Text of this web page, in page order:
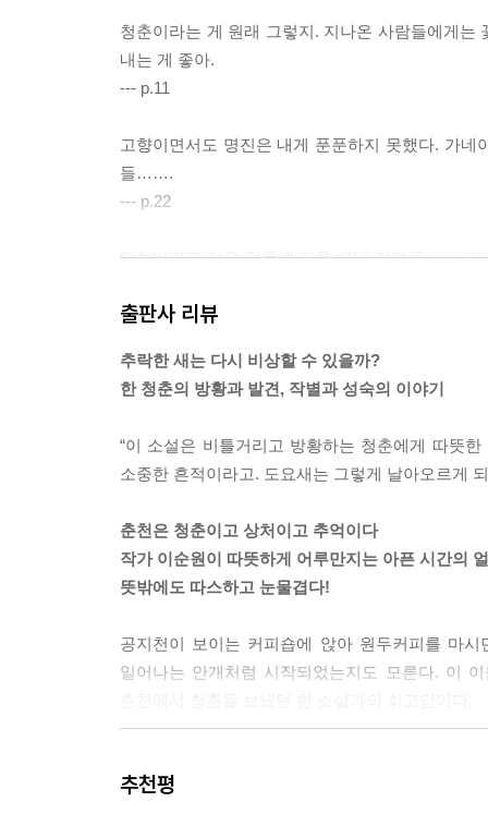
청춘이라는 게 원래 그렇지. 지나온 사람들에게
내는 게 좋아.
--- p.11
고향이면서도 명진은 내게 푼푼하지 못했다. 가
들…….
--- p.22
떨쳐버리고 싶은 악몽에 다름 아닌 기억들……. 거
--- p.26
기성세대들은, 특히 우리의 독재자는 젊은이의
와 무자비한 단속을 혐오했다. 가장 기초적인 신
힘의 이데올로기에 대하여 끊임없이 자기 오른쪽
--- p.64
사람들은 좋은 말을 다 두고 우리 집을 꼭 술도가
--- p.68
위로는 막걸리를 좋아하는 사람이 정권을 잡고
출판사 리뷰
추락한 새는 다시 비상할 수 있을까?
한 청춘의 방황과 발견, 작별과 성숙의 이야기
“이 소설은 비틀거리고 방황하는 청춘에게 따뜻
소중한 흔적이라고. 도요새는 그렇게 날아오르게
춘천은 청춘이고 상처이고 추억이다
작가 이순원이 따뜻하게 어루만지는 아픈 시간의
뜻밖에도 따스하고 눈물겹다!
공지천이 보이는 커피숍에 앉아 원두커피를 마
일어나는 안개처럼 시작되었는지도 모른다. 이
있으랴만 시기로는 ‘유신’의 한중간으로부터 ‘5
추천평